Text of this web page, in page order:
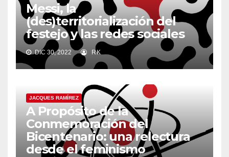
Messi, la
(des)territorialización del
festejo y las redes sociales
DIC 30, 2022 RK
JACQUES RAMÍREZ
A Propósito de la
Conmemoración del
Bicentenario: una relectura
desde el feminismo